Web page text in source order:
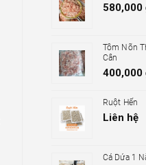
580,000
Tôm Nõn
Cân
400,000
Ruột Hến
Liên hệ
Cá Dứa 1